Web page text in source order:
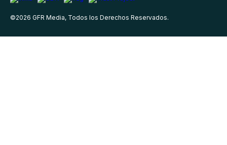
©2026 GFR Media, Todos los Derechos Reservados.